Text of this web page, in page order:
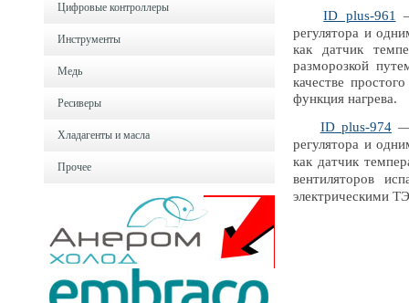
Цифровые контроллеры
Инструменты
Медь
Ресиверы
Хладагенты и масла
Прочее
ID plus-961
регулятора и
как датчик
разморозкой
качестве
функция нагрева.
ID plus-974 —
регулятора и
как датчик
вентиляторов
электрическими